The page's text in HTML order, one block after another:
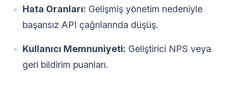
Hata Oranları: Gelişmiş yönetim nedeniyle
başarısız API çağrılarında düşüş.
Kullanıcı Memnuniyeti: Geliştirici NPS veya
geri bildirim puanları.